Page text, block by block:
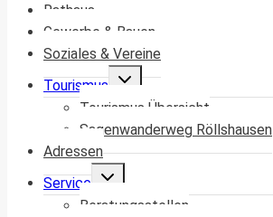
Rathaus
Gewerbe & Bauen
Soziales & Vereine
Tourismus
Untermenü
umschalten
Tourismus Übersicht
Sagenwanderweg Röllshausen
Adressen
Service
Untermenü
umschalten
Beratungsstellen